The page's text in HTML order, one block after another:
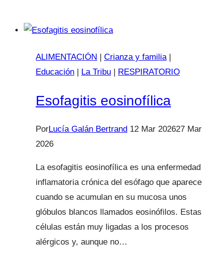
en
ALIMENTACIÓN | Crianza y familia |
Educación | La Tribu | RESPIRATORIO
Esofagitis eosinofílica
PorLucía Galán Bertrand 12 Mar 202627 Mar
2026
La esofagitis eosinofílica es una enfermedad
inflamatoria crónica del esófago que aparece
cuando se acumulan en su mucosa unos
glóbulos blancos llamados eosinófilos. Estas
células están muy ligadas a los procesos
alérgicos y, aunque no…